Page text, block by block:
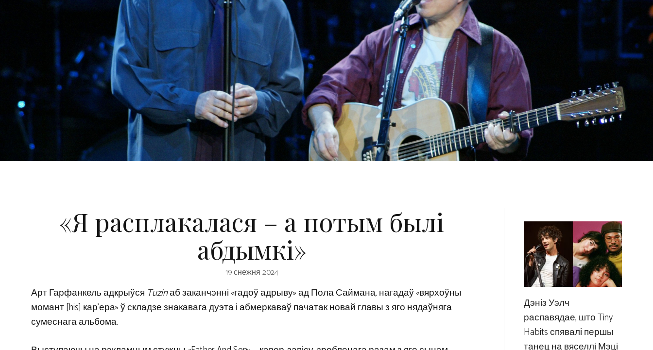
«Я расплакалася – а потым былі
абдымкі»
19 снежня 2024
Арт Гарфанкель адкрыўся Tuzinаб заканчэнні «гадоў адрыву» ад Пола Саймана, нагадаў «вярхоўны
момант [his] кар’ера» ў складзе знакавага дуэта і абмеркаваў пачатак новай главы з яго нядаўняга
сумеснага альбома.
Дэніз Уэлч
распавядае, што Tiny
Habits спявалі першы
танец на вяселлі Мэці